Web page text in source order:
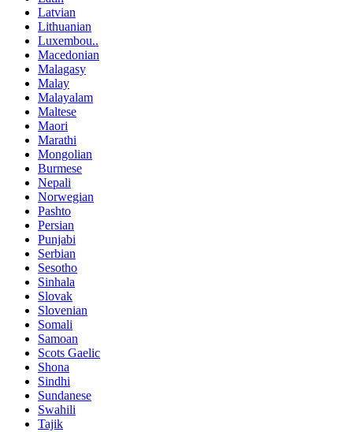
Latvian
Lithuanian
Luxembou..
Macedonian
Malagasy
Malay
Malayalam
Maltese
Maori
Marathi
Mongolian
Burmese
Nepali
Norwegian
Pashto
Persian
Punjabi
Serbian
Sesotho
Sinhala
Slovak
Slovenian
Somali
Samoan
Scots Gaelic
Shona
Sindhi
Sundanese
Swahili
Tajik